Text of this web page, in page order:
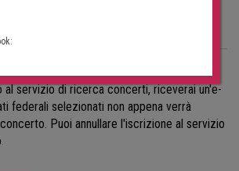
DI EVENTI
di concerti
al servizio di ricerca concerti, riceverai un'e-
federali selezionati non appena verrà
Puoi annullare l'iscrizione al servizio